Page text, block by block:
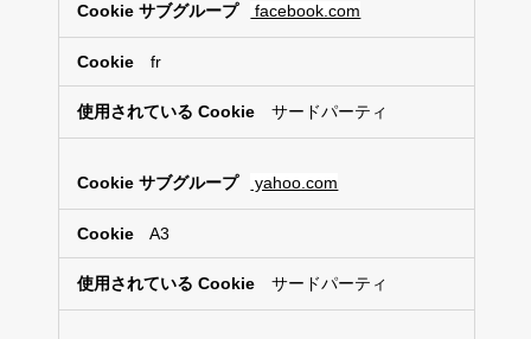
facebook.com
fr
サードパーティ
yahoo.com
A3
サードパーティ